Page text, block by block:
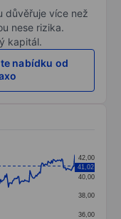
důvěřuje více než
nese rizika.
kapitál.
nabídku od
categories.
values. Data36,00
38,00
40,00
42,00
41,02